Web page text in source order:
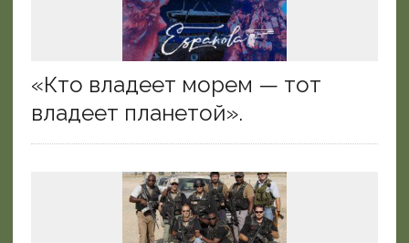
«Кто владеет морем — тот
владеет планетой».